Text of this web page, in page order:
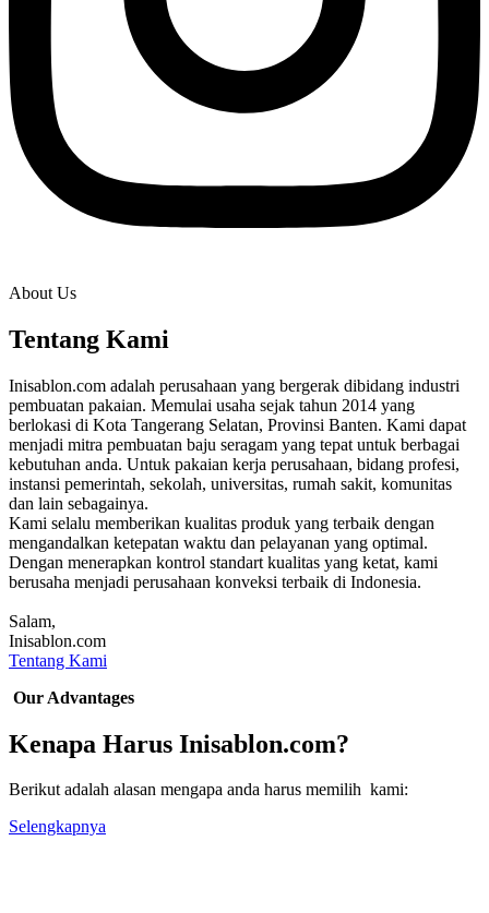
About Us
Tentang Kami
Inisablon.com adalah perusahaan yang bergerak dibidang industri
pembuatan pakaian. Memulai usaha sejak tahun 2014 yang
berlokasi di Kota Tangerang Selatan, Provinsi Banten. Kami dapat
menjadi mitra pembuatan baju seragam yang tepat untuk berbagai
kebutuhan anda. Untuk pakaian kerja perusahaan, bidang profesi,
instansi pemerintah, sekolah, universitas, rumah sakit, komunitas
dan lain sebagainya.
Kami selalu memberikan kualitas produk yang terbaik dengan
mengandalkan ketepatan waktu dan pelayanan yang optimal.
Dengan menerapkan kontrol standart kualitas yang ketat, kami
berusaha menjadi perusahaan konveksi terbaik di Indonesia.
Salam,
Inisablon.com
Tentang Kami
Our Advantages
Kenapa Harus Inisablon.com?
Berikut adalah alasan mengapa anda harus memilih kami:
Selengkapnya